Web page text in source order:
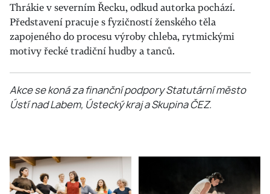
Thrákie v severním Řecku, odkud autorka pochází.
Představení pracuje s fyzičností ženského těla
zapojeného do procesu výroby chleba, rytmickými
motivy řecké tradiční hudby a tanců.
Akce se koná za finanční podpory Statutární město
Ústí nad Labem, Ústecký kraj a Skupina ČEZ.